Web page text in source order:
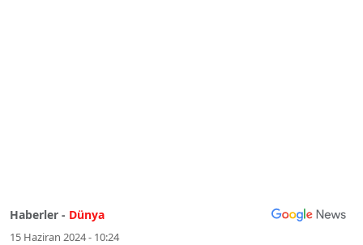
Haberler - Dünya
15 Haziran 2024 - 10:24